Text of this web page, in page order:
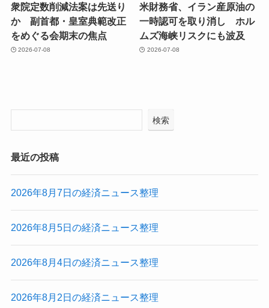
衆院定数削減法案は先送り
か 副首都・皇室典範改正
をめぐる会期末の焦点
2026-07-08
米財務省、イラン産原油の
一時認可を取り消し ホル
ムズ海峡リスクにも波及
2026-07-08
検索
最近の投稿
2026年8月7日の経済ニュース整理
2026年8月5日の経済ニュース整理
2026年8月4日の経済ニュース整理
2026年8月2日の経済ニュース整理